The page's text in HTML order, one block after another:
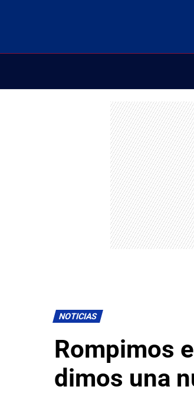
NOTICIAS
Rompimos
dimos una